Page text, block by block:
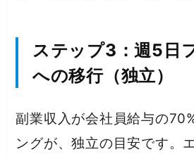
ステップ3：週5日
への移行（独立）
副業収入が会社員給与の
ングが、独立の目安です。